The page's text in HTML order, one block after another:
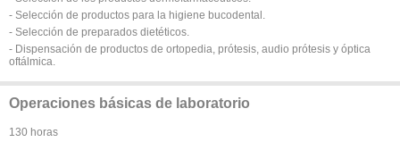
- Selección de productos para la higiene bucodental.
- Selección de preparados dietéticos.
- Dispensación de productos de ortopedia, prótesis, audio prótesis y óptica
oftálmica.
Operaciones básicas de laboratorio
130 horas